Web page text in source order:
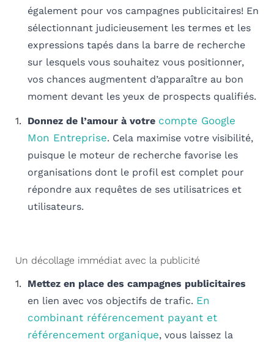
également pour vos campagnes publicitaires! En
sélectionnant judicieusement les termes et les
expressions tapés dans la barre de recherche
sur lesquels vous souhaitez vous positionner,
vos chances augmentent d’apparaître au bon
moment devant les yeux de prospects qualifiés.
Donnez de l’amour à votre compte Google
Mon Entreprise. Cela maximise votre visibilité,
puisque le moteur de recherche favorise les
organisations dont le profil est complet pour
répondre aux requêtes de ses utilisatrices et
utilisateurs.
Un décollage immédiat avec la publicité
Mettez en place des campagnes publicitaires
en lien avec vos objectifs de trafic. En
combinant référencement payant et
référencement organique, vous laissez la